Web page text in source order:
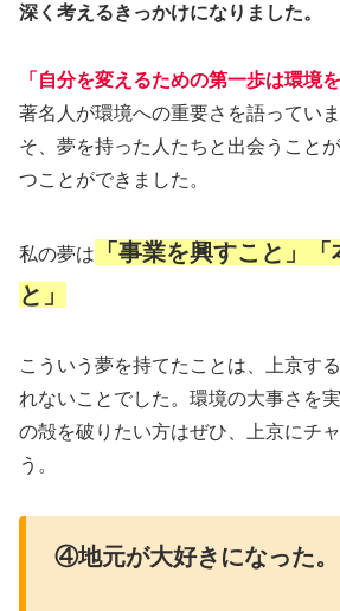
深く考えるきっかけになりました。
「自分を変えるための第一歩は環境
著名人が環境への重要さを語ってい
そ、夢を持った人たちと出会うこと
つことができました。
私の夢は
「事業を興すこと」
と」
こういう夢を持てたことは、上京す
れないことでした。環境の大事さを
の殻を破りたい方はぜひ、上京にチ
う。
④地元が大好きになった。